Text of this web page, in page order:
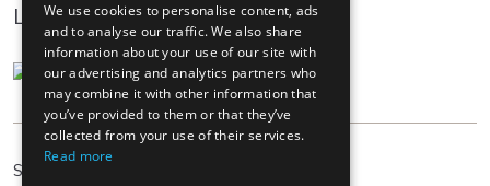
Log In
Sprache wählen
We use cookies to personalise content, ads
and to analyse our traffic. We also share
information about your use of our site with
our advertising and analytics partners who
may combine it with other information that
you’ve provided to them or that they’ve
collected from your use of their services.
Read more